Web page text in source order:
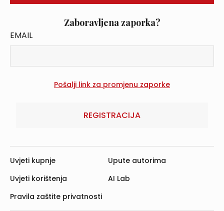
Zaboravljena zaporka?
EMAIL
REGISTRACIJA
Uvjeti kupnje
Uvjeti korištenja
Pravila zaštite privatnosti
Upute autorima
AI Lab